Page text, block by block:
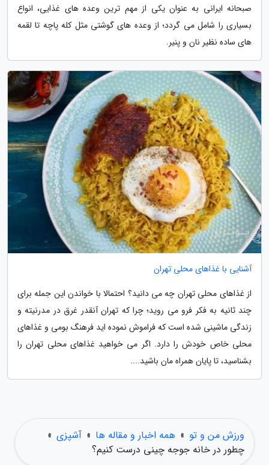
صبحانه ایرانی به عنوان یکی از مهم ترین وعده های غذایی، انواع
بسیاری را شامل می گردد؛ از وعده های گوشتی مثل کله پاچه تا لقمه
های ساده نظیر نان و پنیر.
آشنایی با غذاهای محلی تهران
از غذاهای محلی تهران چه می دانید؟ احتمالا با خواندن این جمله برای
چند ثانیه به فکر فرو می روید؛ چرا که تهران آنقدر غرق در مدرنیته و
زندگی ماشینی شده است که فراموش نموده اید فرهنگ بومی و غذاهای
محلی خاص خودش را دارد. اگر می خواهید غذاهای محلی تهران را
بشناسید، تا پایان همراه مان باشید....
ورزش من و تو » همه اخبار و مقاله ها » آشپزی »
چطور در خانه جوجه چینی درست کنیم؟